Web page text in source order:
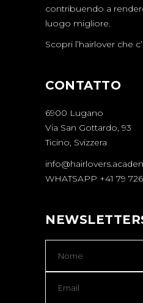
contribuendo a
luogo migliore.
Scopri l’hairlover che
CONTATTO
6900 Lugano
Via San Gottardo, 93
Ticino, Svizzera
WHATSAPP +41 79 726